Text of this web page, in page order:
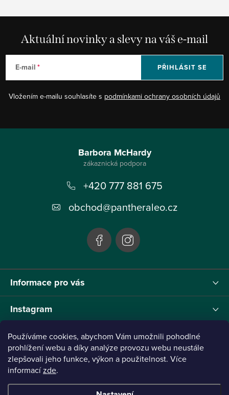
Používáme cookies, abychom Vám umožnili pohodlné
prohlížení webu a díky analýze provozu webu neustále
zlepšovali jeho funkce, výkon a použitelnost. Více
informacízde.
Aktuální novinky a slevy na váš e-mail
E-mail
Vložením e-mailu souhlasíte s podmínkami ochrany osobních údajů
PŘIHLÁSIT SE
Informace pro vás
Instagram
Barbora McHardy
+420 777 881 675
obchod@pantheraleo.cz
Tento projekt byl realizován pod reg.č. 0380001205 s názvem Panthera Leo
zaměřený na inovaci webu a marketingových nástrojů financovaný Evropskou Unií -